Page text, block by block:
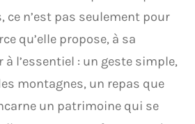
ce n’est pas seulement pour
qu’elle propose, à sa
l’essentiel : un geste simple,
montagnes, un repas que
un patrimoine qui se